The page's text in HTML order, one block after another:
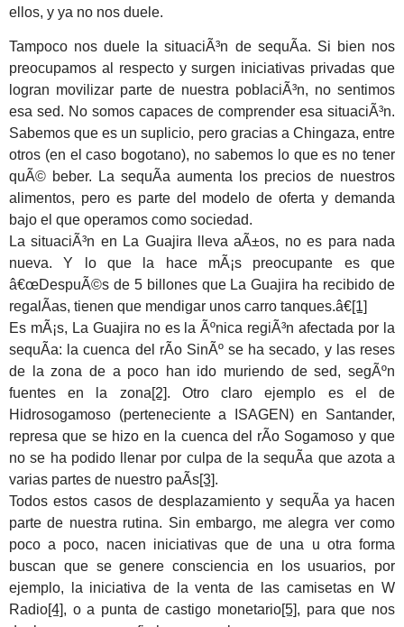
ellos, y ya no nos duele.
Tampoco nos duele la situaciÃ³n de sequÃ­a. Si bien nos
preocupamos al respecto y surgen iniciativas privadas que
logran movilizar parte de nuestra poblaciÃ³n, no sentimos
esa sed. No somos capaces de comprender esa situaciÃ³n.
Sabemos que es un suplicio, pero gracias a Chingaza, entre
otros (en el caso bogotano), no sabemos lo que es no tener
quÃ© beber. La sequÃ­a aumenta los precios de nuestros
alimentos, pero es parte del modelo de oferta y demanda
bajo el que operamos como sociedad.
La situaciÃ³n en La Guajira lleva aÃ±os, no es para nada
nueva. Y lo que la hace mÃ¡s preocupante es que
â€œDespuÃ©s de 5 billones que La Guajira ha recibido de
regalÃ­as, tienen que mendigar unos carro tanques.â€[1]
Es mÃ¡s, La Guajira no es la Ãºnica regiÃ³n afectada por la
sequÃ­a: la cuenca del rÃ­o SinÃº se ha secado, y las reses
de la zona de a poco han ido muriendo de sed, segÃºn
fuentes en la zona[2]. Otro claro ejemplo es el de
Hidrosogamoso (perteneciente a ISAGEN) en Santander,
represa que se hizo en la cuenca del rÃ­o Sogamoso y que
no se ha podido llenar por culpa de la sequÃ­a que azota a
varias partes de nuestro paÃ­s[3].
Todos estos casos de desplazamiento y sequÃ­a ya hacen
parte de nuestra rutina. Sin embargo, me alegra ver como
poco a poco, nacen iniciativas que de una u otra forma
buscan que se genere consciencia en los usuarios, por
ejemplo, la iniciativa de la venta de las camisetas en W
Radio[4], o a punta de castigo monetario[5], para que nos